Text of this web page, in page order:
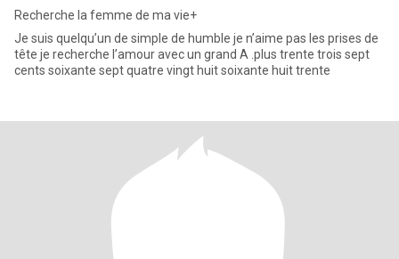
Recherche la femme de ma vie+
Je suis quelqu’un de simple de humble je n’aime pas les prises de
tête je recherche l’amour avec un grand A .plus trente trois sept
cents soixante sept quatre vingt huit soixante huit trente